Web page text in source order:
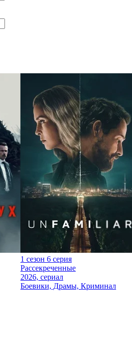
1 сезон 6 серия
Рассекреченные
2026, сериал
Боевики, Драмы, Криминал